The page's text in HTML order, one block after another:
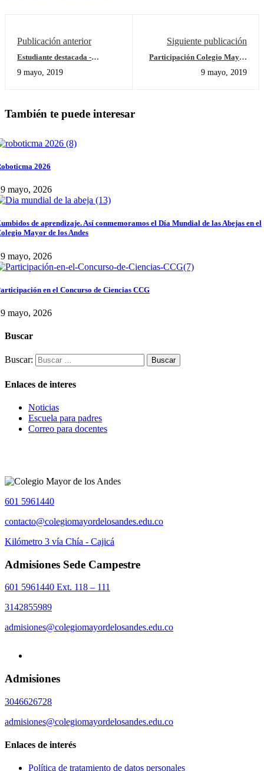
Publicación anterior
Estudiante destacada -
9 mayo, 2019
Siguiente publicación
Participación Colegio Mayor
ASOCOLDEP
9 mayo, 2019
También te puede interesar
2026
mayo, 2026
de aprendizaje. Así conmemoramos el Día Mundial de las Abejas en el
Mayor de los Andes
mayo, 2026
en el Concurso de Ciencias CCG
mayo, 2026
Buscar
Buscar:
Enlaces de interes
Noticias
Escuela para padres
Correo para docentes
601 5961440
contacto@colegiomayordelosandes.edu.co
Kilómetro 3 vía Chía - Cajicá
Admisiones Sede Campestre
601 5961440 Ext. 118 – 111
3142855989
admisiones@colegiomayordelosandes.edu.co
Admisiones
3046626728
admisiones@colegiomayordelosandes.edu.co
Enlaces de interés
Política de tratamiento de datos personales